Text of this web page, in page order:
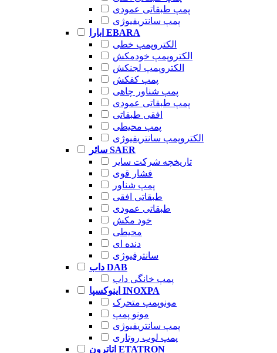
پمپ طبقاتی عمودی
پمپ سانتریفیوژی
ابارا EBARA
الکتروپمپ خطی
الکتروپمپ خودمکش
الکتروپمپ لجنکش
پمپ کفکش
پمپ شناور چاهی
پمپ طبقاتی عمودی
افقی طبقاتی
پمپ محیطی
الکتروپمپ سانتریفیوژی
سائر SAER
تاریخچه شرکت سایر
فشار قوی
پمپ شناور
طبقاتی افقی
طبقاتی عمودی
خود مکش
محیطی
دنده ای
سانترفیوژی
داب DAB
پمپ خانگی داب
اینوکسپا INOXPA
مونوپمپ متحرک
مونو پمپ
پمپ سانتریفیوژی
پمپ لوب روتاری
اتاترون ETATRON